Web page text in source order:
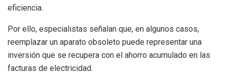
eficiencia.
Por ello, especialistas señalan que, en algunos casos,
reemplazar un aparato obsoleto puede representar una
inversión que se recupera con el ahorro acumulado en las
facturas de electricidad.